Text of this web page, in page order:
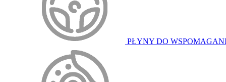
PŁYNY DO